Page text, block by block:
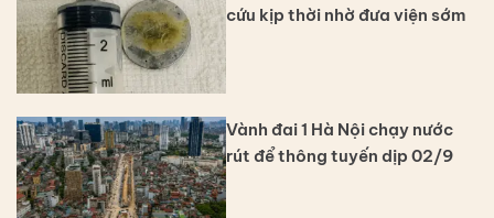
cứu kịp thời nhờ đưa viện sớm
Vành đai 1 Hà Nội chạy nước
rút để thông tuyến dịp 02/9